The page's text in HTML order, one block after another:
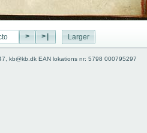
> >| Larger
kb@kb.dk EAN lokations nr: 5798 000795297